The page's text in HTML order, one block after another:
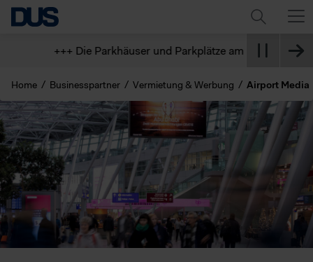
+++ Die Parkhäuser und Parkplätze am Flughafen
Home Businesspartner Vermietung & Werbung Airport Media